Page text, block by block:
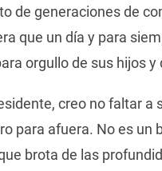
de generaciones de
que un día y para
orgullo de sus hijos
creo no faltar a
para afuera. No es un
brota de las